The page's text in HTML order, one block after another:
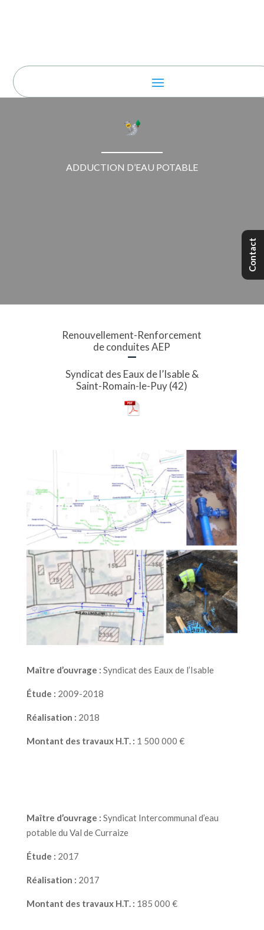
ADDUCTION D’EAU POTABLE
Renouvellement-Renforcement
de conduites AEP
Syndicat des Eaux de l’Isable &
Saint-Romain-le-Puy (42)
Maître d’ouvrage : Syndicat des Eaux de l’Isable
Étude : 2009-2018
Réalisation : 2018
Montant des travaux H.T. : 1 500 000 €
Maître d’ouvrage : Syndicat Intercommunal d’eau
potable du Val de Curraize
Étude : 2017
Réalisation : 2017
Montant des travaux H.T. : 185 000 €
Contact